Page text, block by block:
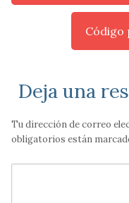
Código
Deja una
Tu dirección de correo
obligatorios están